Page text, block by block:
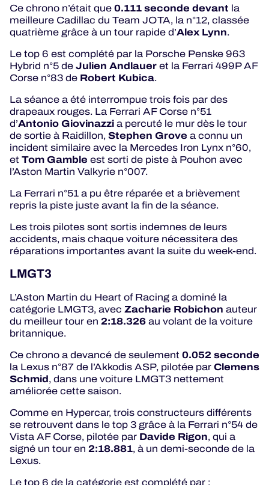
Ce chrono n’était que0.111 seconde devant la
meilleure Cadillac du Team JOTA, la n°12, classée
quatrième grâce à un tour rapide d’Alex Lynn.
Le top 6 est complété par la Porsche Penske 963
Hybrid n°5 deJulien Andlaueret la Ferrari 499P AF
Corse n°83 de Robert Kubica.
La séance a été interrompue trois fois par des
drapeaux rouges. La Ferrari AF Corse n°51
d’Antonio Giovinazzia percuté le mur dès le tour
de sortie à Raidillon,Stephen Grove a connu un
incident similaire avec la Mercedes Iron Lynx n°60,
et Tom Gamble est sorti de piste à Pouhon avec
l’Aston Martin Valkyrie n°007.
La Ferrari n°51 a pu être réparée et a brièvement
repris la piste juste avant la fin de la séance.
Les trois pilotes sont sortis indemnes de leurs
accidents, mais chaque voiture nécessitera des
réparations importantes avant la suite du week-end.
LMGT3
L’Aston Martin du Heart of Racing a dominé la
catégorie LMGT3, avec Zacharie Robichon auteur
du meilleur tour en 2:18.326au volant de la voiture
britannique.
Ce chrono a devancé de seulement 0.052 seconde
la Lexus n°87 de l’Akkodis ASP, pilotée parClemens
Schmid, dans une voiture LMGT3 nettement
améliorée cette saison.
Comme en Hypercar, trois constructeurs différents
se retrouvent dans le top 3 grâce à la Ferrari n°54 de
Vista AF Corse, pilotée par Davide Rigon, qui a
signé un tour en 2:18.881, à un demi-seconde de la
Lexus.
Le top 6 de la catégorie est complété par :